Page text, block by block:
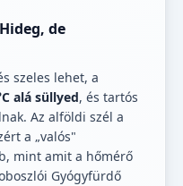
de
szeles lehet, a
alá süllyed, és tartós
Az alföldi szél a
a „valós"
mint amit a hőmérő
Gyógyfürdő